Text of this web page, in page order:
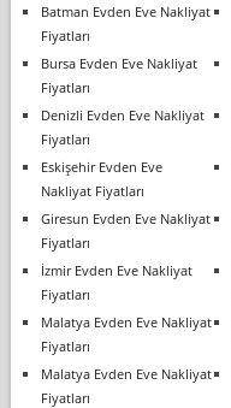
Batman Evden Eve Nakliyat
Fiyatları
Bursa Evden Eve Nakliyat
Fiyatları
Denizli Evden Eve Nakliyat
Fiyatları
Eskişehir Evden Eve
Nakliyat Fiyatları
Giresun Evden Eve Nakliyat
Fiyatları
İzmir Evden Eve Nakliyat
Fiyatları
Malatya Evden Eve Nakliyat
Fiyatları
Malatya Evden Eve Nakliyat
Fiyatları